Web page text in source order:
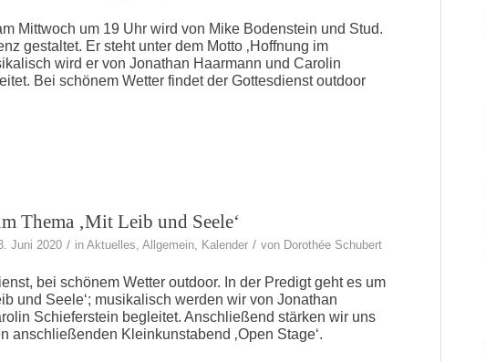
Mittwoch um 19 Uhr wird von Mike Bodenstein und Stud.
gestaltet. Er steht unter dem Motto ‚Hoffnung im
wird er von Jonathan Haarmann und Carolin
Bei schönem Wetter findet der Gottesdienst outdoor
Thema ‚Mit Leib und Seele‘
Juni 2020 / in Aktuelles, Allgemein, Kalender / von Dorothée Schubert
bei schönem Wetter outdoor. In der Predigt geht es um
und Seele‘; musikalisch werden wir von Jonathan
Schieferstein begleitet. Anschließend stärken wir uns
anschließenden Kleinkunstabend ‚Open Stage‘.